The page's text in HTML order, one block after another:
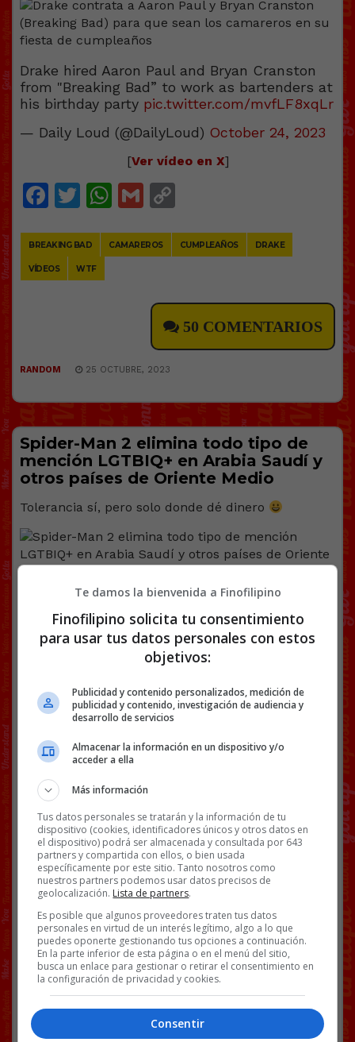
Drake hired Aaron Paul and Bryan Cranston
from "Breaking Bad” to work as bartenders at
his birthday party pic.twitter.com/mvfLF8xqLr
— Daily Loud (@DailyLoud) October 24, 2023
[Ver vídeo en X]
Facebook
Twitter
WhatsApp
Gmail
BREAKING BAD CAMAREROS CUMPLEAÑOS DRAKE
VÍDEOS WTF
50 COMENTARIOS
RANDOM 25 OCTUBRE, 2023
Spider-Man 2 elimina todo tipo de
mención LGTBIQ+ en Arabia Saudí y
otros países de Oriente Medio
Tolerancia sí, pero solo donde dé dinero
Asíinformaba en X(antes Twitter) la
cuenta oficial para la clasificación por
edades de los juegos electrónicos en la
Autoridad General de Arabia Saudí:
luego de queel estudio editorial
aprobara las modificaciones
para la regulación de medios”. De no
haber sido así, posiblemente Spider-
algunos países de Oriente Medio
porque en estos territorios se
persiguen y condenan a las personas
delLGTBIQ+. @3djuegos
Enviado por @Gusynho88
Facebook
Twitter
WhatsApp
Gmail
Copy
Link
JUEGOS
Te damos la bienvenida a Finofilipino
Finofilipino solicita tu consentimiento
para usar tus datos personales con estos
objetivos:
Publicidad y contenido personalizados, medición de
publicidad y contenido, investigación de audiencia y
desarrollo de servicios
Almacenar la información en un dispositivo y/o
acceder a ella
Más información
Tus datos personales se tratarán y la información de tu
dispositivo (cookies, identificadores únicos y otros datos en
el dispositivo) podrá ser almacenada y consultada por 643
partners y compartida con ellos, o bien usada
específicamente por este sitio. Tanto nosotros como
nuestros partners podemos usar datos precisos de
geolocalización. Lista de partners.
Es posible que algunos proveedores traten tus datos
personales en virtud de un interés legítimo, algo a lo que
puedes oponerte gestionando tus opciones a continuación.
En la parte inferior de esta página o en el menú del sitio,
busca un enlace para gestionar o retirar el consentimiento en
la configuración de privacidad y cookies.
Consentir